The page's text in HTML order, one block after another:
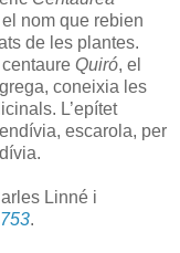
el nom que rebien
de les plantes.
Quiró, el
coneixia les
L’epítet
escarola, per
Linné i
.